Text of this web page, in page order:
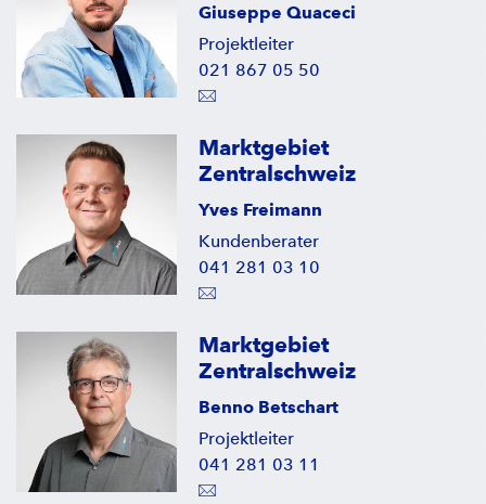
Giuseppe Quaceci
Projektleiter
021 867 05 50
Marktgebiet
Zentralschweiz
Yves Freimann
Kundenberater
041 281 03 10
Marktgebiet
Zentralschweiz
Benno Betschart
Projektleiter
041 281 03 11